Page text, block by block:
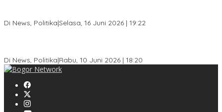
Di News, Politika|Selasa, 16 Juni 2026 | 19:22
Di News, Politika|Rabu, 10 Juni 2026 | 18:20